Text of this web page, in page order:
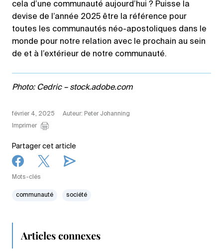
cela d’une communauté aujourd’hui ? Puisse la
devise de l’année 2025 être la référence pour
toutes les communautés néo-apostoliques dans le
monde pour notre relation avec le prochain au sein
de et à l’extérieur de notre communauté.
Photo: Cedric – stock.adobe.com
février 4, 2025
Auteur: Peter Johanning
Imprimer
Partager cet article
Mots-clés
communauté société
Articles connexes